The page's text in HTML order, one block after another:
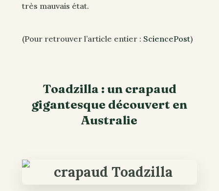
très mauvais état.
(Pour retrouver l’article entier : SciencePost)
Toadzilla : un crapaud
gigantesque découvert en
Australie